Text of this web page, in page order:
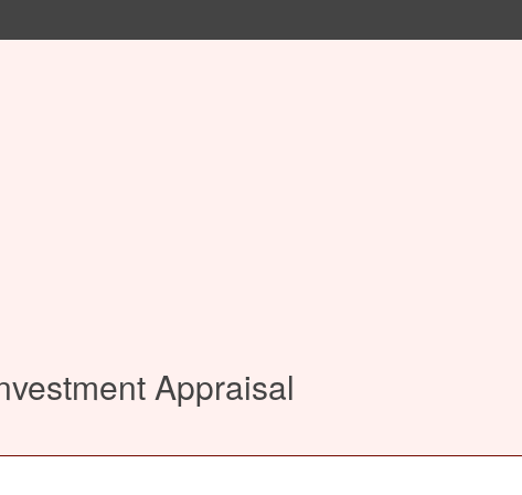
Appraisal